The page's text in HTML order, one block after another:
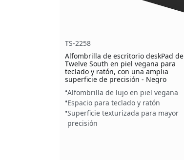
TS-2258
Alfombrilla de escritorio deskPad de
Twelve South en piel vegana para
teclado y ratón, con una amplia
superficie de precisión - Negro
Alfombrilla de lujo en piel vegana
Espacio para teclado y ratón
Superficie texturizada para mayor
precisión